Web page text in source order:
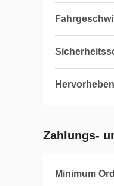
Zahlungs-
Minimum